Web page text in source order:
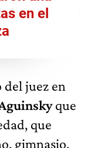
en el
del juez en
que
que
gimnasio,